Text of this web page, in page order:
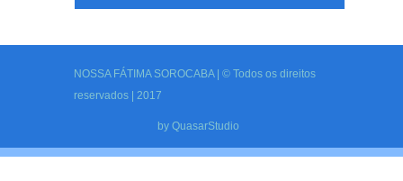
NOSSA FÁTIMA SOROCABA | © Todos os direitos
reservados | 2017
by QuasarStudio